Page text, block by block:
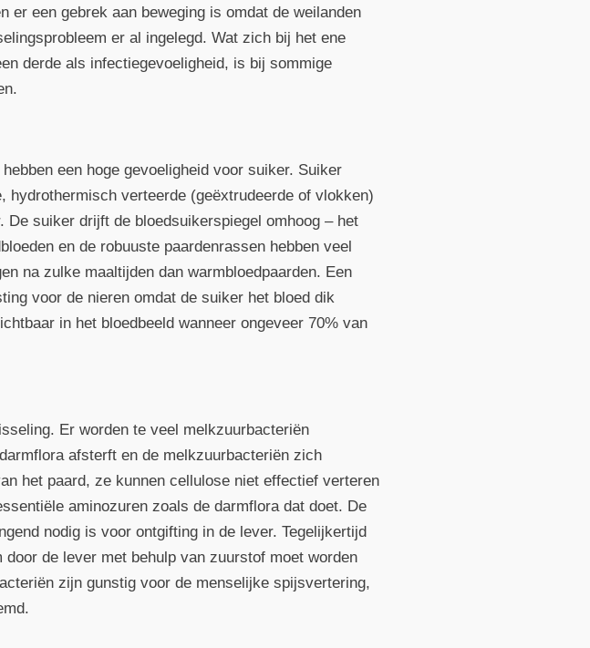
een gebrek aan beweging is omdat de weilanden
er al ingelegd. Wat zich bij het ene
derde als infectiegevoeligheid, is bij sommige
een hoge gevoeligheid voor suiker. Suiker
verteerde (geëxtrudeerde of vlokken)
suiker drijft de bloedsuikerspiegel omhoog – het
en de robuuste paardenrassen hebben veel
na zulke maaltijden dan warmbloedpaarden. Een
voor de nieren omdat de suiker het bloed dik
in het bloedbeeld wanneer ongeveer 70% van
Er worden te veel melkzuurbacteriën
afsterft en de melkzuurbacteriën zich
het paard, ze kunnen cellulose niet effectief verteren
aminozuren zoals de darmflora dat doet. De
nodig is voor ontgifting in de lever. Tegelijkertijd
de lever met behulp van zuurstof moet worden
zijn gunstig voor de menselijke spijsvertering,